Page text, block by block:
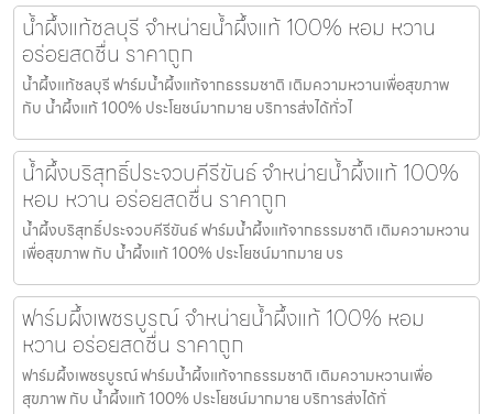
น้ำผึ้งแท้ชลบุรี จำหน่ายน้ำผึ้งแท้ 100% หอม หวาน
อร่อยสดชื่น ราคาถูก
น้ำผึ้งแท้ชลบุรี ฟาร์มน้ำผึ้งแท้จากธรรมชาติ เติมความหวานเพื่อสุขภาพ
กับ น้ำผึ้งแท้ 100% ประโยชน์มากมาย บริการส่งได้ทั่วไ
น้ำผึ้งบริสุทธิ์ประจวบคีรีขันธ์ จำหน่ายน้ำผึ้งแท้ 100%
หอม หวาน อร่อยสดชื่น ราคาถูก
น้ำผึ้งบริสุทธิ์ประจวบคีรีขันธ์ ฟาร์มน้ำผึ้งแท้จากธรรมชาติ เติมความหวาน
เพื่อสุขภาพ กับ น้ำผึ้งแท้ 100% ประโยชน์มากมาย บร
ฟาร์มผึ้งเพชรบูรณ์ จำหน่ายน้ำผึ้งแท้ 100% หอม
หวาน อร่อยสดชื่น ราคาถูก
ฟาร์มผึ้งเพชรบูรณ์ ฟาร์มน้ำผึ้งแท้จากธรรมชาติ เติมความหวานเพื่อ
สุขภาพ กับ น้ำผึ้งแท้ 100% ประโยชน์มากมาย บริการส่งได้ทั่